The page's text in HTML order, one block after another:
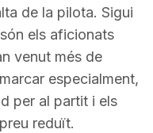
de la pilota. Sigui
els aficionats
venut més de
especialment,
per al partit i els
reduït.